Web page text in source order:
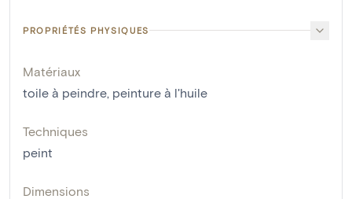
PROPRIÉTÉS PHYSIQUES
Matériaux
toile à peindre, peinture à l'huile
Techniques
peint
Dimensions